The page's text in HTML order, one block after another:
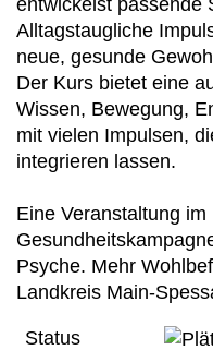
entwickelst passende
Alltagstaugliche
neue, gesunde
Der Kurs bietet eine
Wissen, Bewegung,
mit vielen Impulsen,
integrieren lassen.
Eine Veranstaltung
Psyche. Mehr
Landkreis Main-
Status